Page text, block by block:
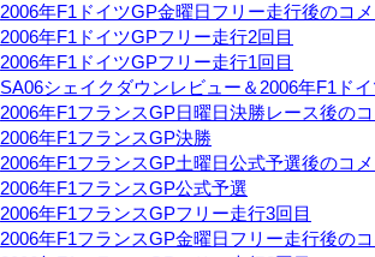
2006年F1ドイツGP金曜日フリー走行後のコ
2006年F1ドイツGPフリー走行2回目
2006年F1ドイツGPフリー走行1回目
SA06シェイクダウンレビュー＆2006年F1ド
2006年F1フランスGP日曜日決勝レース後の
2006年F1フランスGP決勝
2006年F1フランスGP土曜日公式予選後のコ
2006年F1フランスGP公式予選
2006年F1フランスGPフリー走行3回目
2006年F1フランスGP金曜日フリー走行後の